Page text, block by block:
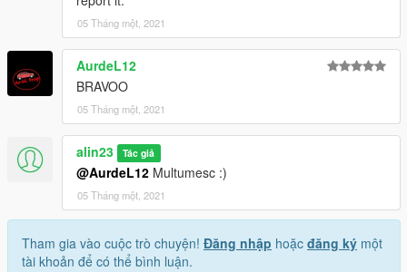
05 Tháng một, 2021
AurdeL12
BRAVOO
05 Tháng một, 2021
alin23 Tác giả
@AurdeL12 Multumesc :)
05 Tháng một, 2021
Tham gia vào cuộc trò chuyện! Đăng nhập hoặc đăng ký một
tài khoản để có thể bình luận.